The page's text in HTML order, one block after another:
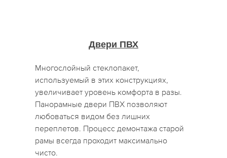
Двери ПВХ
Многослойный стеклопакет,
используемый в этих конструкциях,
увеличивает уровень комфорта в разы.
Панорамные двери ПВХ позволяют
любоваться видом без лишних
переплетов. Процесс демонтажа старой
рамы всегда проходит максимально
чисто.